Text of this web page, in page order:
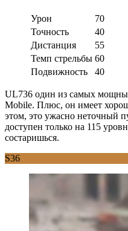
Урон
70
Точность
40
Дистанция
55
Темп стрельбы 60
Подвижность
40
UL736 один из самых
Mobile. Плюс, он имеет
этом, это ужасно неточный
доступен только на 115
состаришься.
S36